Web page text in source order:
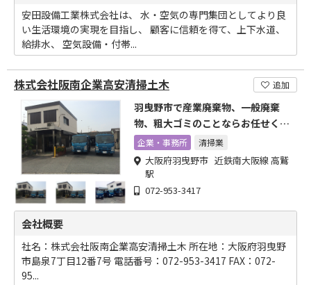
安田設備工業株式会社は、 水・空気の専門集団としてより良
い生活環境の実現を目指し、 顧客に信頼を得て、上下水道、
給排水、 空気設備・付帯...
株式会社阪南企業高安清掃土木 追加
羽曳野市で産業廃棄物、一般廃棄
物、粗大ゴミのことならお任せくだ
さい。
企業・事務所 清掃業
大阪府羽曳野市 近鉄南大阪線 高鷲
駅
072-953-3417
会社概要
社名：株式会社阪南企業高安清掃土木 所在地：大阪府羽曳野
市島泉7丁目12番7号 電話番号：072-953-3417 FAX：072-
95...